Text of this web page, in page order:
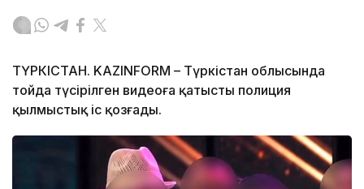
ТҮРКІСТАН. KAZINFORM – Түркістан облысында
тойда түсірілген видеоға қатысты полиция
қылмыстық іс қозғады.